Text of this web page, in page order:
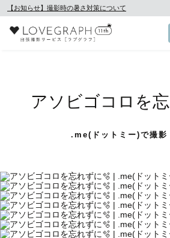
【お知らせ】撮影時の暑さ対策について
アソビゴコロを
.me(ドットミー)で撮影